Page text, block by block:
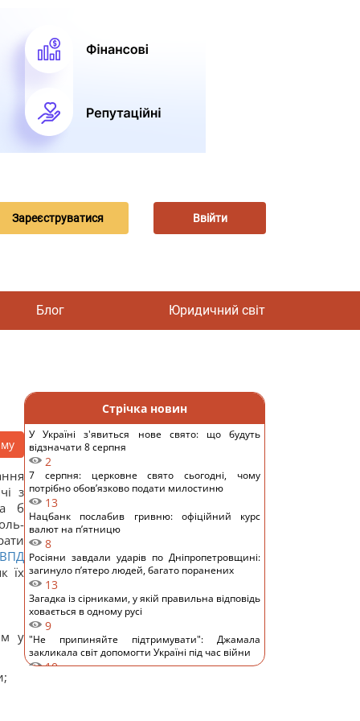
Зареєструватися Ввійти
Блог Юридичний світ
з
б
їх
у
Стрічка новин
У Україні з'явиться нове свято: що будуть
відзначати 8 серпня
2
7 серпня: церковне свято сьогодні, чому
потрібно обов’язково подати милостиню
13
Нацбанк послабив гривню: офіційний курс
валют на п’ятницю
8
Росіяни завдали ударів по Дніпропетровщині:
загинуло пʼятеро людей, багато поранених
13
Загадка із сірниками, у якій правильна відповідь
ховається в одному русі
9
"Не припиняйте підтримувати": Джамала
закликала світ допомогти Україні під час війни
10